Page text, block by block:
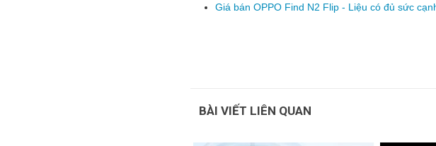
Giá bán OPPO Find N2 Flip - Liệu có đủ sức
BÀI VIẾT LIÊN QUAN